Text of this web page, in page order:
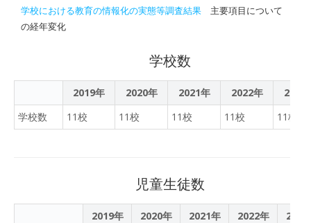
る事業及び、児童生徒１人
８，０００円を計上してお
ります。
楽しかった。パソコンは初
加したい」と目を輝かせま
した。
学校における教育の情報化の実態等調査結果 主要項目について
の経年変化
学校数
2019年 2020年 2021年 2022年
2023
学校数
11校 11校 11校 11校 11校
児童生徒数
2019年 2020年 2021年 2022年
2023